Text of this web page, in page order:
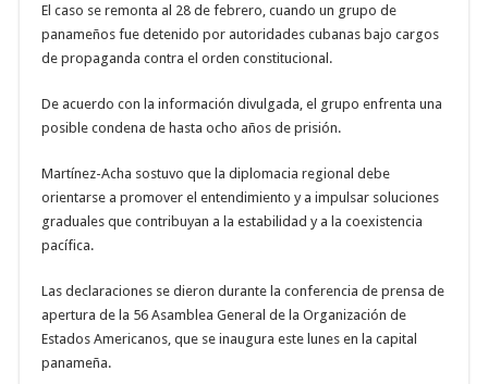
El caso se remonta al 28 de febrero, cuando un grupo de
panameños fue detenido por autoridades cubanas bajo cargos
de propaganda contra el orden constitucional.
De acuerdo con la información divulgada, el grupo enfrenta una
posible condena de hasta ocho años de prisión.
Martínez-Acha sostuvo que la diplomacia regional debe
orientarse a promover el entendimiento y a impulsar soluciones
graduales que contribuyan a la estabilidad y a la coexistencia
pacífica.
Las declaraciones se dieron durante la conferencia de prensa de
apertura de la 56 Asamblea General de la Organización de
Estados Americanos, que se inaugura este lunes en la capital
panameña.